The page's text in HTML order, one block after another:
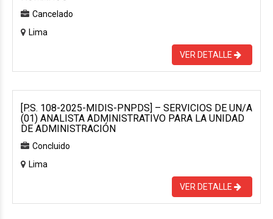
Cancelado
Lima
VER DETALLE
[P.S. 108-2025-MIDIS-PNPDS] – SERVICIOS DE UN/A
(01) ANALISTA ADMINISTRATIVO PARA LA UNIDAD
DE ADMINISTRACIÓN
Concluido
Lima
VER DETALLE